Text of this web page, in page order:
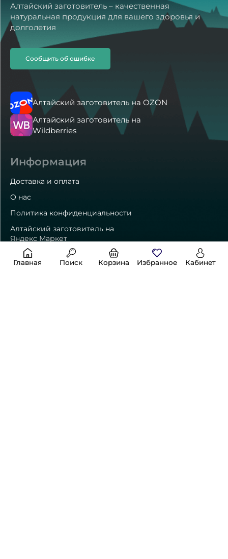
Алтайский заготовитель – качественная
натуральная продукция для вашего здоровья и
долголетия
Сообщить об ошибке
Алтайский заготовитель на OZON
Алтайский заготовитель на
Wildberries
Информация
Доставка и оплата
О нас
Политика конфиденциальности
Алтайский заготовитель на
Яндекс Маркет
Главная Поиск Корзина Избранное Кабинет